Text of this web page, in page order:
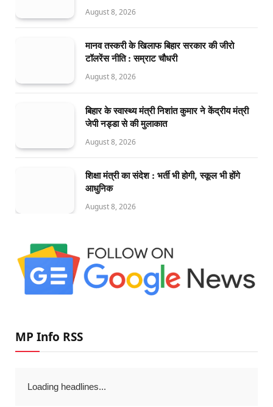
August 8, 2026
मानव तस्करी के खिलाफ बिहार सरकार की जीरो
टॉलरेंस नीति : सम्राट चौधरी
August 8, 2026
बिहार के स्वास्थ्य मंत्री निशांत कुमार ने केंद्रीय मंत्री
जेपी नड्डा से की मुलाकात
August 8, 2026
शिक्षा मंत्री का संदेश : भर्ती भी होगी, स्कूल भी होंगे
आधुनिक
August 8, 2026
MP Info RSS
Loading headlines...